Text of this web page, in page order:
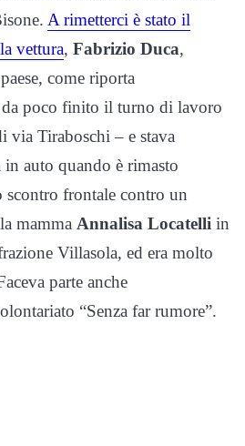
A rimetterci è stato il
vettura, Fabrizio Duca,
come riporta
poco finito il turno di lavoro
Tiraboschi – e stava
in auto quando è rimasto
frontale contro un
mamma Annalisa Locatelli in
Villasola, ed era molto
parte anche
“Senza far rumore”.